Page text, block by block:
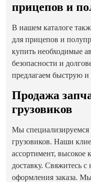
прицепов и
В нашем каталоге
для прицепов и
купить необходимые
безопасности и
предлагаем быструю
Продажа
грузовиков
Мы специализируемся
грузовиков. Наши
ассортимент, высокое
доставку. Свяжитесь
оформления заказа.